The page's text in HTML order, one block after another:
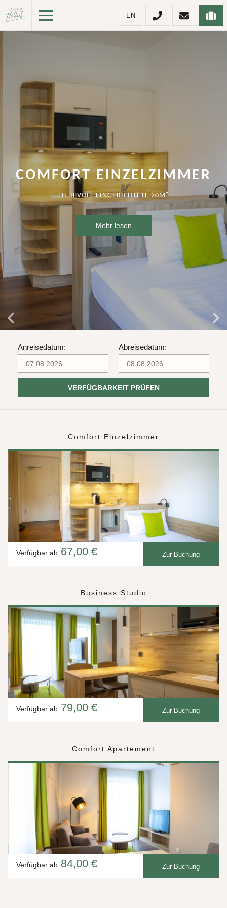
EN
COMFORT EINZELZIMMER
LIEBEVOLL EINGERICHTETE 20M²
Mehr lesen
Anreisedatum: Abreisedatum:
VERFÜGBARKEIT PRÜFEN
Comfort Einzelzimmer
Verfügbar ab 67,00 € Zur Buchung
Business Studio
Verfügbar ab 79,00 € Zur Buchung
Comfort Apartement
Verfügbar ab 84,00 € Zur Buchung